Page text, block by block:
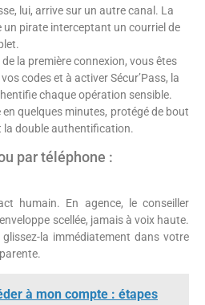
lui, arrive sur un autre canal. La
un pirate interceptant un courriel de
la première connexion, vous êtes
codes et à activer Sécur’Pass, la
chaque opération sensible.
quelques minutes, protégé de bout
la double authentification.
par téléphone :
humain. En agence, le conseiller
scellée, jamais à voix haute.
la immédiatement dans votre
à mon compte : étapes